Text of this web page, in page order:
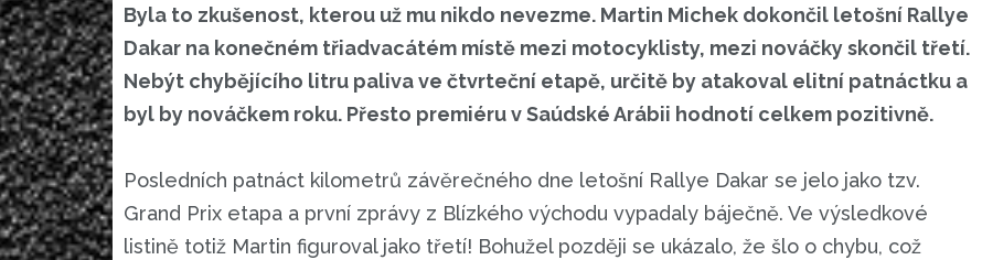
Byla to zkušenost, kterou už mu nikdo nevezme. Martin Michek dokončil letošní Rallye
Dakar na konečném třiadvacátém místě mezi motocyklisty, mezi nováčky skončil třetí.
Nebýt chybějícího litru paliva ve čtvrteční etapě, určitě by atakoval elitní patnáctku a
byl by nováčkem roku. Přesto premiéru v Saúdské Arábii hodnotí celkem pozitivně.
Posledních patnáct kilometrů závěrečného dne letošní Rallye Dakar se jelo jako tzv.
Grand Prix etapa a první zprávy z Blízkého východu vypadaly báječně. Ve výsledkové
listině totiž Martin figuroval jako třetí! Bohužel později se ukázalo, že šlo o chybu, což